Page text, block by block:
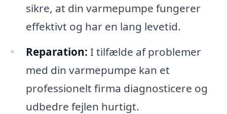
sikre, at din varmepumpe fungerer
effektivt og har en lang levetid.
Reparation: I tilfælde af problemer
med din varmepumpe kan et
professionelt firma diagnosticere og
udbedre fejlen hurtigt.